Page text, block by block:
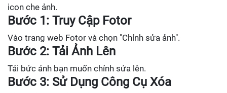
icon che ảnh.
Bước 1: Truy Cập Fotor
Vào trang web Fotor và chọn "Chỉnh sửa ảnh".
Bước 2: Tải Ảnh Lên
Tải bức ảnh bạn muốn chỉnh sửa lên.
Bước 3: Sử Dụng Công Cụ Xóa